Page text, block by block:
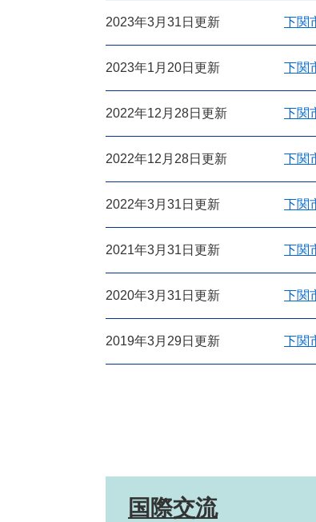
2023年3月31日更新 下関
2023年1月20日更新 下関
2022年12月28日更新 下関
2022年12月28日更新 下関
2022年3月31日更新 下関
2021年3月31日更新 下関
2020年3月31日更新 下関
2019年3月29日更新 下関
国際交流